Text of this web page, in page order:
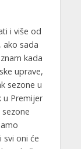
i više od
ako sada
kada
uprave,
sezone u
Premijer
svi oni će